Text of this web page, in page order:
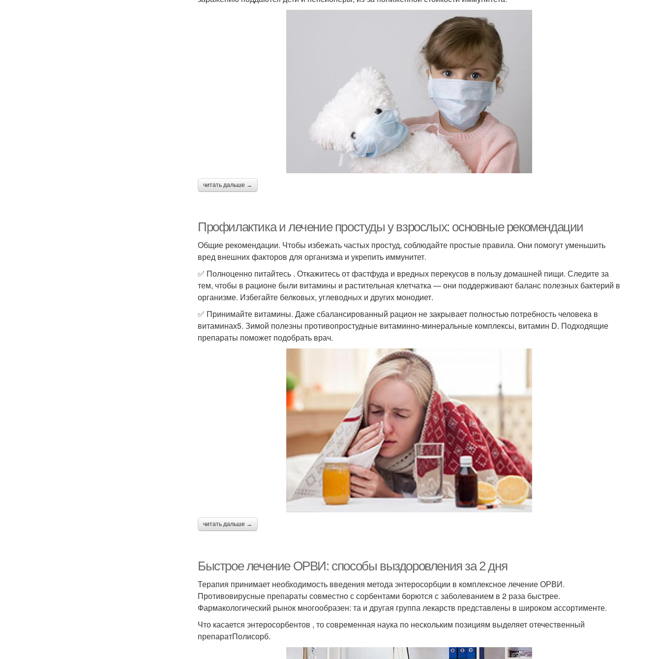
читать дальше →
Профилактика и лечение простуды у взрослых: основные рекомендации
Общие рекомендации. Чтобы избежать частых простуд, соблюдайте простые правила. Они помогут уменьшить
вред внешних факторов для организма и укрепить иммунитет.
✅ Полноценно питайтесь . Откажитесь от фастфуда и вредных перекусов в пользу домашней пищи. Следите за
тем, чтобы в рационе были витамины и растительная клетчатка — они поддерживают баланс полезных бактерий в
организме. Избегайте белковых, углеводных и других монодиет.
✅ Принимайте витамины. Даже сбалансированный рацион не закрывает полностью потребность человека в
витаминах5. Зимой полезны противопростудные витаминно-минеральные комплексы, витамин D. Подходящие
препараты поможет подобрать врач.
читать дальше →
Быстрое лечение ОРВИ: способы выздоровления за 2 дня
Терапия принимает необходимость введения метода энтеросорбции в комплексное лечение ОРВИ.
Противовирусные препараты совместно с сорбентами борются с заболеванием в 2 раза быстрее.
Фармакологический рынок многообразен: та и другая группа лекарств представлены в широком ассортименте.
Что касается энтеросорбентов , то современная наука по нескольким позициям выделяет отечественный
препаратПолисорб.